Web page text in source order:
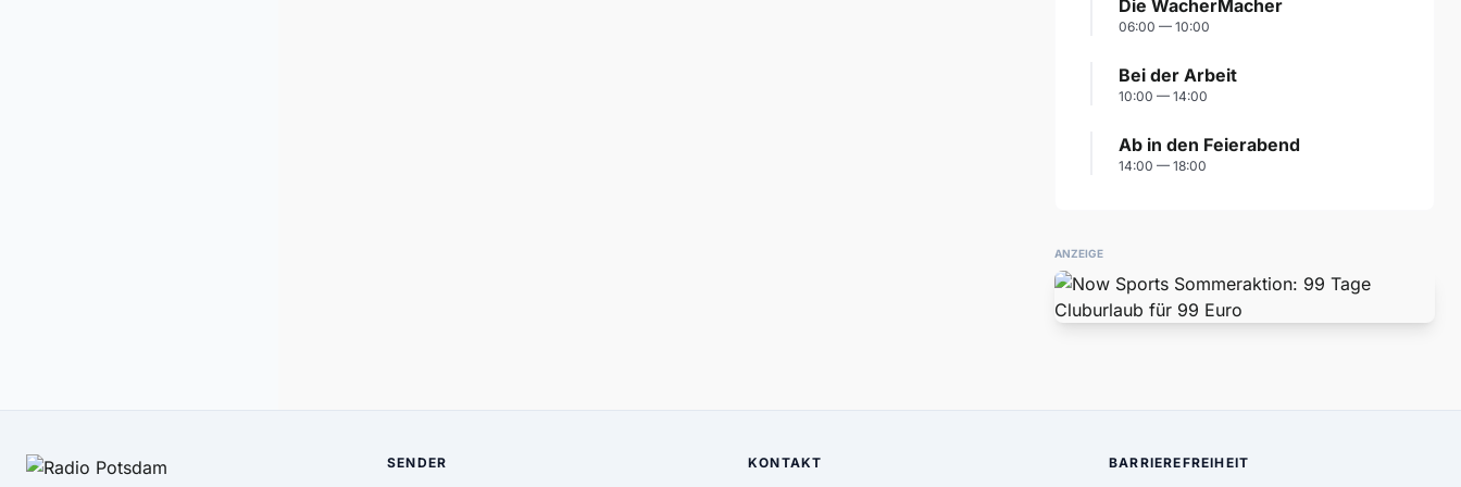
Die WacherMacher
06:00 — 10:00
Bei der Arbeit
10:00 — 14:00
Ab in den Feierabend
14:00 — 18:00
ANZEIGE
SENDER KONTAKT BARRIEREFREIHEIT